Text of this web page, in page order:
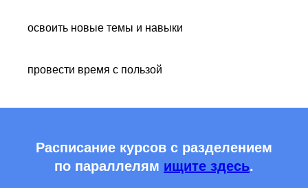
освоить новые темы и навыки
провести время с пользой
Расписание курсов с разделением
по параллелям ищите здесь.